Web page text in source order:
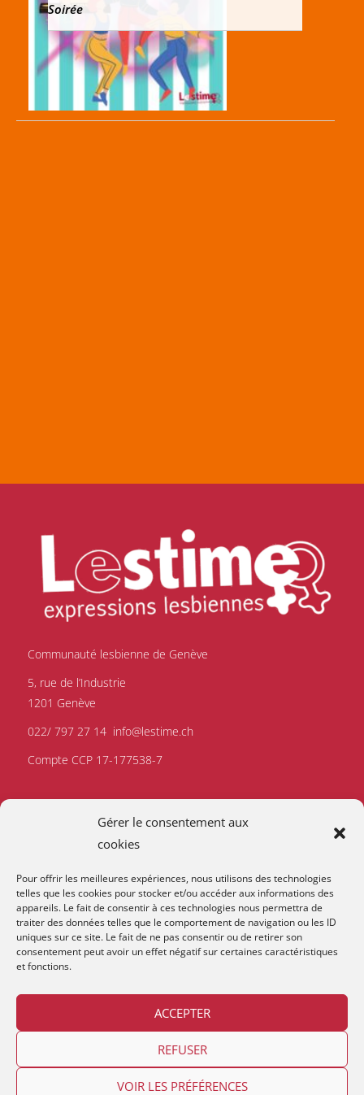
Gérer le consentement aux
cookies
Pour offrir les meilleures expériences, nous utilisons des technologies
telles que les cookies pour stocker et/ou accéder aux informations des
appareils. Le fait de consentir à ces technologies nous permettra de
traiter des données telles que le comportement de navigation ou les ID
uniques sur ce site. Le fait de ne pas consentir ou de retirer son
consentement peut avoir un effet négatif sur certaines caractéristiques
et fonctions.
ACCEPTER
REFUSER
VOIR LES PRÉFÉRENCES
Soirée
Communauté lesbienne de Genève
5, rue de l’Industrie
1201 Genève
022/ 797 27 14 info@lestime.ch
Compte CCP 17-177538-7